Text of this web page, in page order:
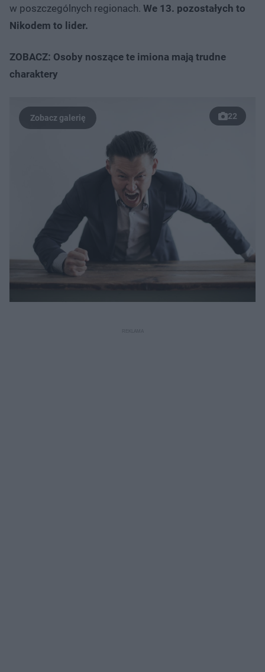
w poszczególnych regionach. We 13. pozostałych to
Nikodem to lider.
ZOBACZ: Osoby noszące te imiona mają trudne
charaktery
22